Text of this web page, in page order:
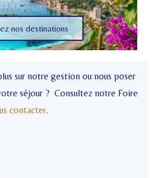
nos destinations
sur notre gestion ou nous poser
séjour ? Consultez notre Foire
contacter.